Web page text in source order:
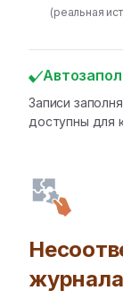
(реальная
Записи
доступны для